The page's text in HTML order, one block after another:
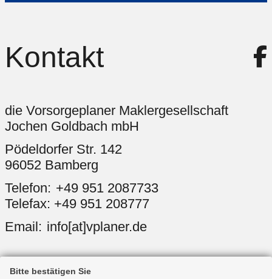
Bitte bestätigen Sie
Kontakt
die Vorsorgeplaner Maklergesellschaft
Jochen Goldbach mbH
Pödeldorfer Str. 142
96052 Bamberg
+49 951 2087733
Telefax: +49 951 208777
info[at]vplaner.de